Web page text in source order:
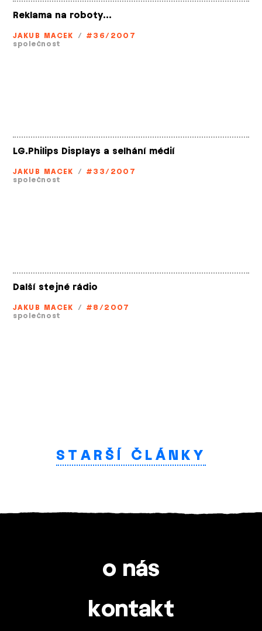
Reklama na roboty…
JAKUB MACEK / #36/2007
společnost
LG.Philips Displays a selhání médií
JAKUB MACEK / #33/2007
společnost
Další stejné rádio
JAKUB MACEK / #8/2007
společnost
STARŠÍ ČLÁNKY
o nás
kontakt